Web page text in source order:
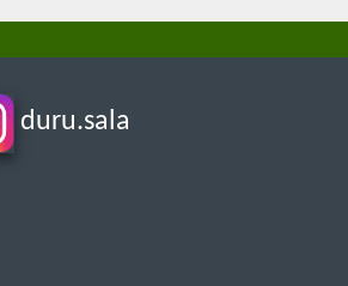
duru.sala